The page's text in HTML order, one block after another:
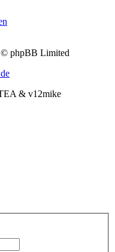
phpBB Limited
& v12mike